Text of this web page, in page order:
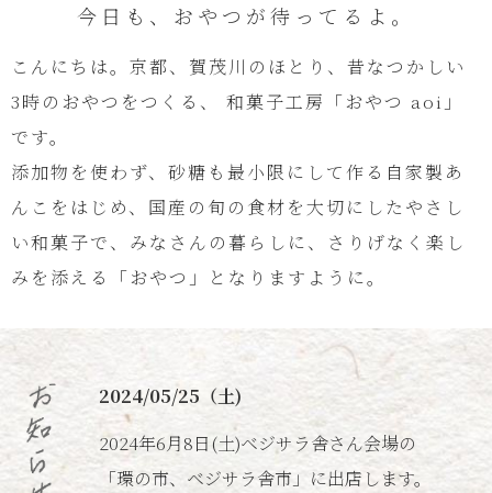
今日も、おやつが待ってるよ。
こんにちは。京都、賀茂川のほとり、昔なつかしい
3時のおやつをつくる、 和菓子工房「おやつ aoi」
です。
添加物を使わず、砂糖も最小限にして作る自家製あ
んこをはじめ、国産の旬の食材を大切にしたやさし
い和菓子で、みなさんの暮らしに、さりげなく楽し
みを添える「おやつ」となりますように。
2024/05/25（土)
2024年6月8日(土)ベジサラ舎さん会場の
「環の市、ベジサラ舎市」に出店します。